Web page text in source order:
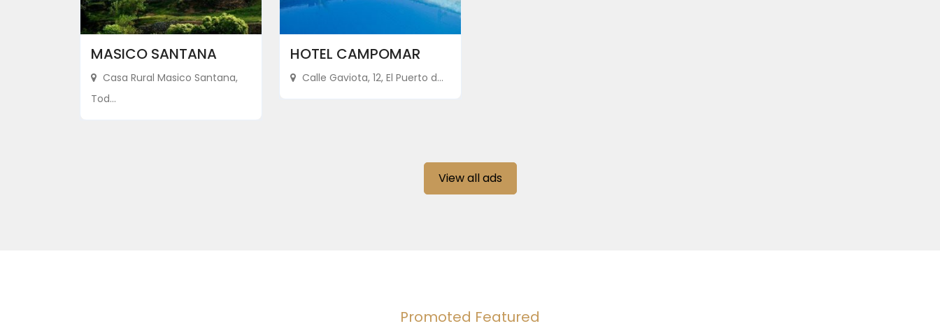
MASICO SANTANA
Casa Rural Masico Santana,
Tod...
HOTEL CAMPOMAR
Calle Gaviota, 12, El Puerto d...
View all ads
Promoted Featured